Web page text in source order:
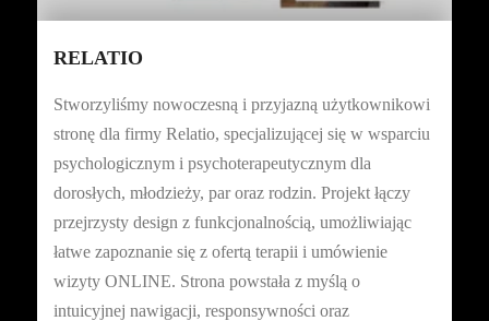
RELATIO
Stworzyliśmy nowoczesną i przyjazną użytkownikowi
stronę dla firmy Relatio, specjalizującej się w wsparciu
psychologicznym i psychoterapeutycznym dla
dorosłych, młodzieży, par oraz rodzin. Projekt łączy
przejrzysty design z funkcjonalnością, umożliwiając
łatwe zapoznanie się z ofertą terapii i umówienie
wizyty ONLINE. Strona powstała z myślą o
intuicyjnej nawigacji, responsywności oraz